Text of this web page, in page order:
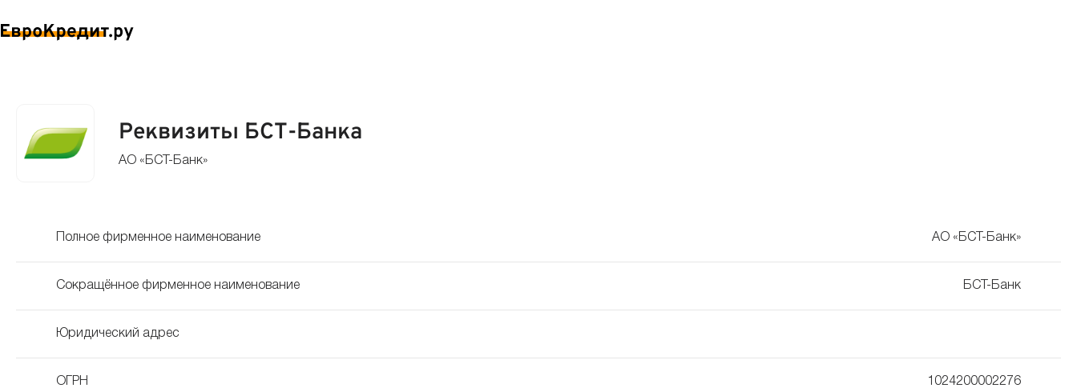
Реквизиты БСТ-Банка
АО «БСТ-Банк»
Полное фирменное наименование АО «БСТ-Банк»
Сокращённое фирменное наименование БСТ-Банк
Юридический адрес
ОГРН 1024200002276